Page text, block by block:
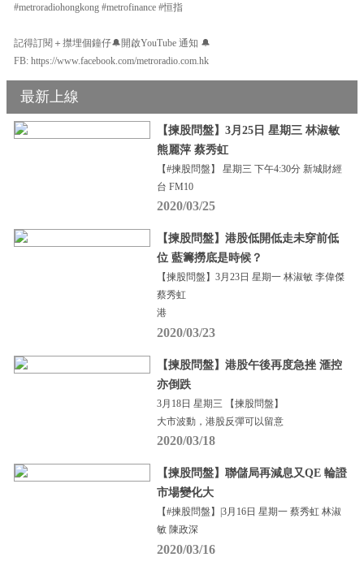
#metroradiohongkong #metrofinance #恒指
記得訂閱＋㩒埋個鐘仔🔔開啟YouTube 通知 🔔
FB: https://www.facebook.com/metroradio.com.hk
最新上線
【揀股問盤】3月25日 星期三 林淑敏
熊麗萍 蔡秀虹
【#揀股問盤】 星期三 下午4:30分 新城財經
台 FM10
2020/03/25
【揀股問盤】港股低開低走未穿前低
位 藍籌撈底是時候？
【揀股問盤】3月23日 星期一 林淑敏 李偉傑
蔡秀虹
港
2020/03/23
【揀股問盤】港股午後再度急挫 滙控
亦倒跌
3月18日 星期三 【揀股問盤】
大市波動，港股反彈可以留意
2020/03/18
【揀股問盤】聯儲局再減息又QE 輪證
市場變化大
【#揀股問盤】|3月16日 星期一 蔡秀虹 林淑
敏 陳政深
2020/03/16